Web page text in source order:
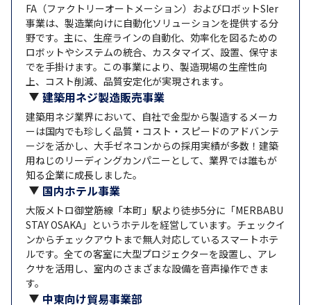
FA（ファクトリーオートメーション）およびロボットSIer
事業は、製造業向けに自動化ソリューションを提供する分
野です。主に、生産ラインの自動化、効率化を図るための
ロボットやシステムの統合、カスタマイズ、設置、保守ま
でを手掛けます。この事業により、製造現場の生産性向
上、コスト削減、品質安定化が実現されます。
建築用ネジ製造販売事業
建築用ネジ業界において、自社で金型から製造するメーカ
ーは国内でも珍しく品質・コスト・スピードのアドバンテ
ージを活かし、大手ゼネコンからの採用実績が多数！建築
用ねじのリーディングカンパニーとして、業界では誰もが
知る企業に成長しました。
国内ホテル事業
大阪メトロ御堂筋線「本町」駅より徒歩5分に「MERBABU
STAY OSAKA」というホテルを経営しています。チェックイ
ンからチェックアウトまで無人対応しているスマートホテ
ルです。全ての客室に大型プロジェクターを設置し、アレ
クサを活用し、室内のさまざまな設備を音声操作できま
す。
中東向け貿易事業部